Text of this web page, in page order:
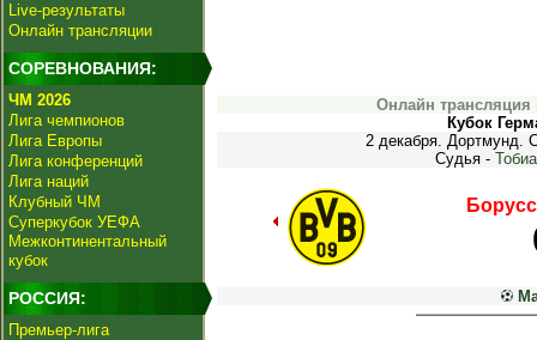
Live-результаты
Онлайн трансляции
СОРЕВНОВАНИЯ:
ЧМ 2026
Лига чемпионов
Лига Европы
Лига конференций
Лига наций
Клубный ЧМ
Суперкубок УЕФА
Межконтинентальный
кубок
РОССИЯ:
Премьер-лига
Онлайн трансляция
Кубок
2 декабря. Дортмунд.
Судья -